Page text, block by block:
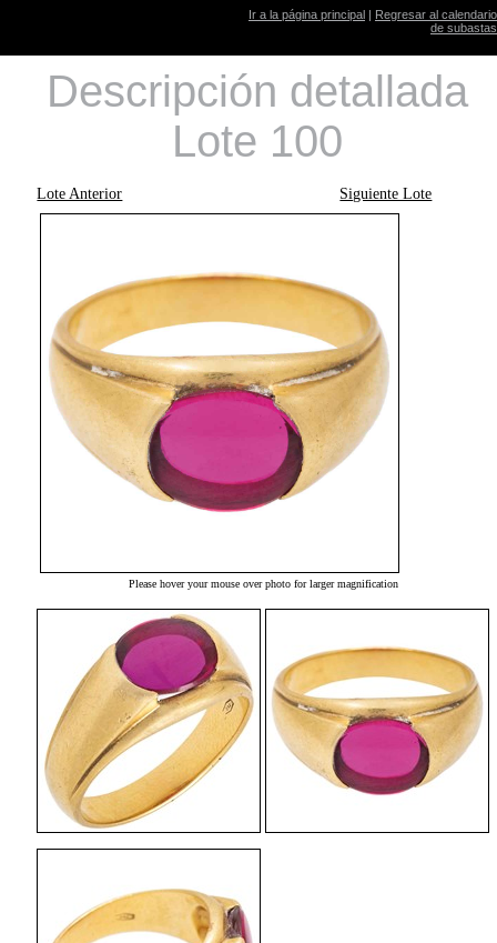
Ir a la página principal | Regresar al calendario
de subastas
Descripción detallada
Lote 100
Lote Anterior Siguiente Lote
Please hover your mouse over photo for larger magnification